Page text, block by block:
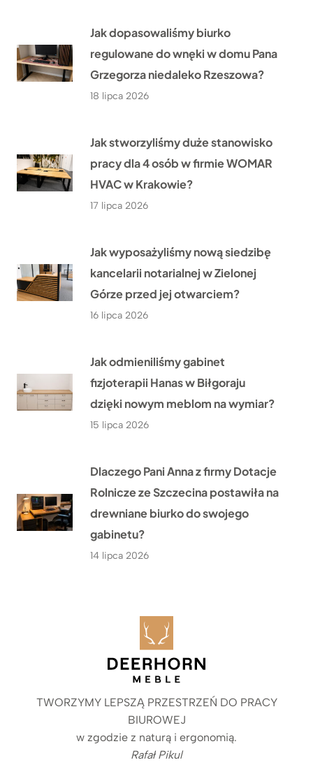
Jak dopasowaliśmy biurko
regulowane do wnęki w domu Pana
Grzegorza niedaleko Rzeszowa?
18 lipca 2026
Jak stworzyliśmy duże stanowisko
pracy dla 4 osób w firmie WOMAR
HVAC w Krakowie?
17 lipca 2026
Jak wyposażyliśmy nową siedzibę
kancelarii notarialnej w Zielonej
Górze przed jej otwarciem?
16 lipca 2026
Jak odmieniliśmy gabinet
fizjoterapii Hanas w Biłgoraju
dzięki nowym meblom na wymiar?
15 lipca 2026
Dlaczego Pani Anna z firmy Dotacje
Rolnicze ze Szczecina postawiła na
drewniane biurko do swojego
gabinetu?
14 lipca 2026
TWORZYMY LEPSZĄ PRZESTRZEŃ DO PRACY
BIUROWEJ
w zgodzie z naturą i ergonomią.
Rafał Pikul